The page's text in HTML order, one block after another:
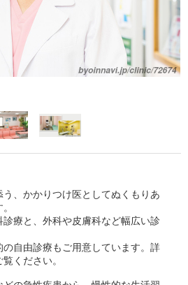
、かかりつけ医としてぬくもりあ
療と、外科や皮膚科など幅広い診
の自由診療もご用意しています。詳
ください。